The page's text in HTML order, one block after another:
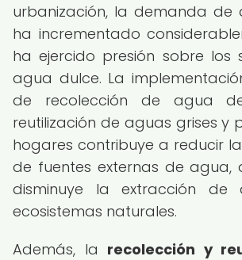
urbanización, la demanda
ha incrementado
ha ejercido presión sobre los
agua dulce. La
de recolección de agua
reutilización de aguas grises y
hogares contribuye a reducir
de fuentes externas de agua,
disminuye la extracción
ecosistemas naturales.
Además, la recolección y